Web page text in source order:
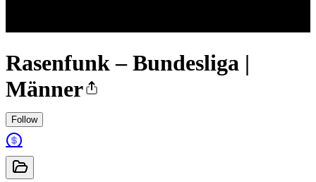
Rasenfunk – Bundesliga |
Männer
Follow